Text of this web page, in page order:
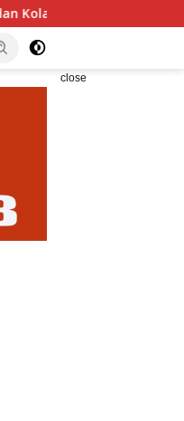
Sidang Sengketa
close